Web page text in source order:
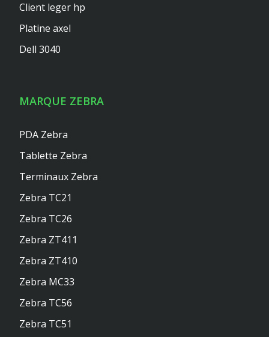
Client leger hp
Platine axel
Dell 3040
MARQUE ZEBRA
PDA Zebra
Tablette Zebra
Terminaux Zebra
Zebra TC21
Zebra TC26
Zebra ZT411
Zebra ZT410
Zebra MC33
Zebra TC56
Zebra TC51